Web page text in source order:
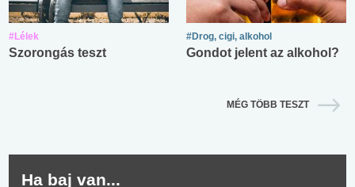
#Lélek
Szorongás teszt
#Drog, cigi, alkohol
Gondot jelent az alkohol?
MÉG TÖBB TESZT
Ha baj van...